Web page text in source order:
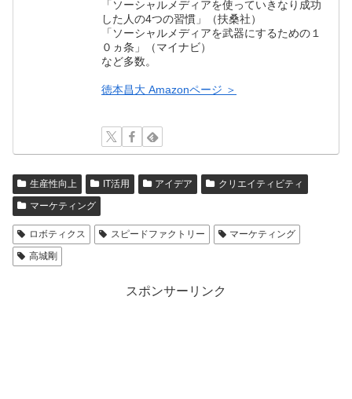
「ソーシャルメディアを使っていきなり成功
した人の4つの習慣」（扶桑社）
「ソーシャルメディアを武器にするための１
０ヵ条」（マイナビ）
など多数。
徳本昌大 Amazonページ ＞
生産性向上 IT活用 アイデア
クリエイティビティ
マーケティング
ロボティクス スピードファクトリー
マーケティング
高城剛
スポンサーリンク